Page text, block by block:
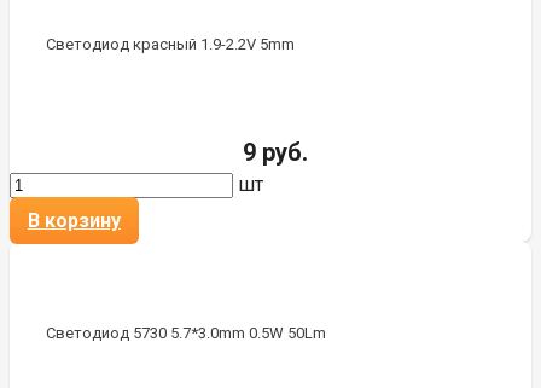
Светодиод красный 1.9-2.2V 5mm
9 руб.
шт
В корзину
Светодиод 5730 5.7*3.0mm 0.5W 50Lm